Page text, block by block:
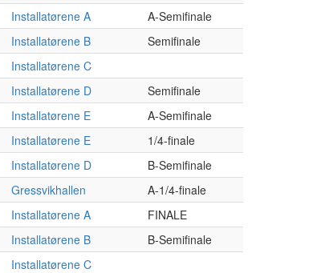
Installatørene A
A-Semifinale
Installatørene B
Semifinale
Installatørene C
Installatørene D
Semifinale
Installatørene E
A-Semifinale
Installatørene E
1/4-finale
Installatørene D
B-Semifinale
Gressvikhallen
A-1/4-finale
Installatørene A
FINALE
Installatørene B
B-Semifinale
Installatørene C